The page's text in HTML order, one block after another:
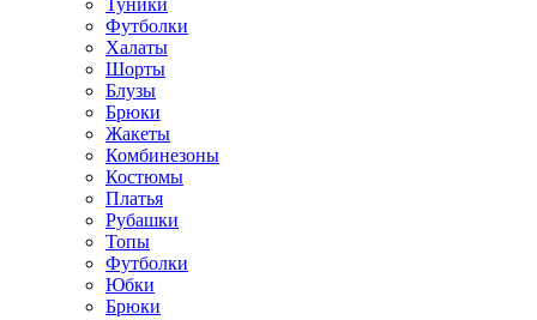
Футболки
Халаты
Шорты
Блузы
Брюки
Жакеты
Комбинезоны
Костюмы
Платья
Рубашки
Топы
Футболки
Юбки
Брюки